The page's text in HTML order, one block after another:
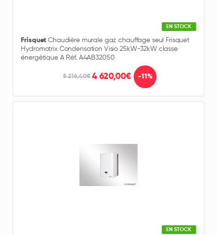
EN STOCK
Frisquet Chaudière murale gaz chauffage seul Frisquet
Hydromotrix Condensation Visio 25kW-32kW classe
énergétique A Réf. A4AB32050
5 216,40€ 4 620,00€ -11%
EN STOCK